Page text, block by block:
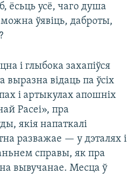
ёсьць усё, чаго душа
можна ўявіць, даброты,
і глыбока захапіўся
выразна відаць па ўсіх
і артыкулах апошніх
Расеі», пра
якія напаткалі
разважае — у дэталях і
справы, як пра
вывучанае. Месца ў